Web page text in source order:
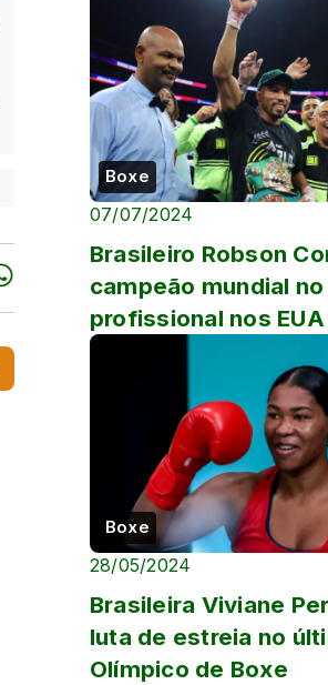
Boxe
07/07/2024
Brasileiro Robson
campeão mundial
profissional nos EUA
Boxe
28/05/2024
Brasileira Viviane
luta de estreia no
Olímpico de Boxe